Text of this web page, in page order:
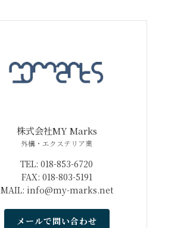
株式会社MY Marks
外構・エクステリア業
TEL: 018-853-6720
FAX: 018-803-5191
MAIL: info@my-marks.net
メールで問い合わせ